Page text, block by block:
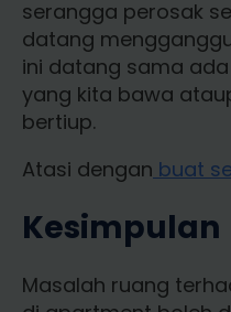
serangga perosak
datang
ini datang sama
yang kita bawa
bertiup.
Atasi dengan buat
Kesimpulan
Masalah ruang